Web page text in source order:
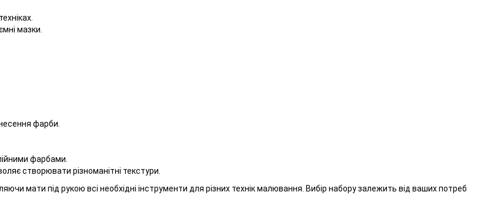
мазки.
фарби.
фарбами.
створювати різноманітні текстури.
мати під рукою всі необхідні інструменти для різних технік малювання. Вибір набору залежить від ваших потреб